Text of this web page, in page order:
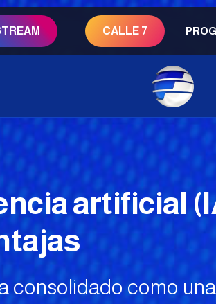
CALLE 7
artificial
consolidado como una